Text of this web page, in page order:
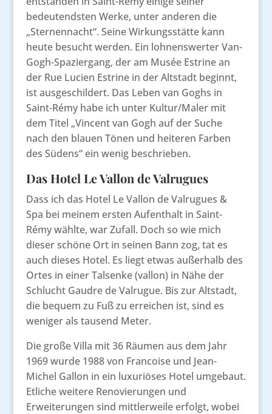
bedeutendsten Werke, unter anderen die
„Sternennacht“. Seine Wirkungsstätte kann
heute besucht werden. Ein lohnenswerter Van-
Gogh-Spaziergang, der am Musée Estrine an
der Rue Lucien Estrine in der Altstadt beginnt,
ist ausgeschildert. Das Leben van Goghs in
Saint-Rémy habe ich unter Kultur/Maler mit
dem Titel „Vincent van Gogh auf der Suche
nach den blauen Tönen und heiteren Farben
des Südens“ ein wenig beschrieben.
Das Hotel Le Vallon de Valrugues
Dass ich das Hotel Le Vallon de Valrugues &
Spa bei meinem ersten Aufenthalt in Saint-
Rémy wählte, war Zufall. Doch so wie mich
dieser schöne Ort in seinen Bann zog, tat es
auch dieses Hotel. Es liegt etwas außerhalb des
Ortes in einer Talsenke (vallon) in Nähe der
Schlucht Gaudre de Valrugue. Bis zur Altstadt,
die bequem zu Fuß zu erreichen ist, sind es
weniger als tausend Meter.
Die große Villa mit 36 Räumen aus dem Jahr
1969 wurde 1988 von Francoise und Jean-
Michel Gallon in ein luxuriöses Hotel umgebaut.
Etliche weitere Renovierungen und
Erweiterungen sind mittlerweile erfolgt, wobei